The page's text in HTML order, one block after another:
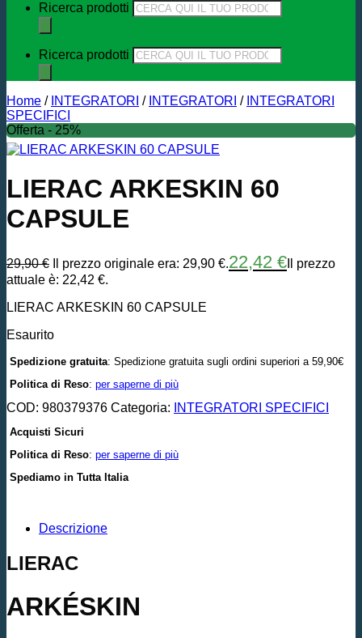
Ricerca prodotti
Ricerca prodotti
Home / INTEGRATORI / INTEGRATORI / INTEGRATORI
SPECIFICI
Offerta - 25%
LIERAC ARKESKIN 60
CAPSULE
29,90€ Il prezzo originale era: 29,90 €.22,42 € Il prezzo
attuale è: 22,42 €.
LIERAC ARKESKIN 60 CAPSULE
Esaurito
Spedizione gratuita: Spedizione gratuita sugli ordini superiori a 59,90€
Politica di Reso: per saperne di più
COD: 980379376 Categoria: INTEGRATORI SPECIFICI
Acquisti Sicuri
Politica di Reso: per saperne di più
Spediamo in Tutta Italia
Descrizione
LIERAC
ARKÉSKIN